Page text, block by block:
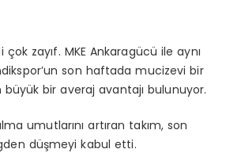
zayıf. MKE Ankaragücü ile aynı
son haftada mucizevi bir
büyük bir averaj avantajı bulunuyor.
umutlarını artıran takım, son
düşmeyi kabul etti.